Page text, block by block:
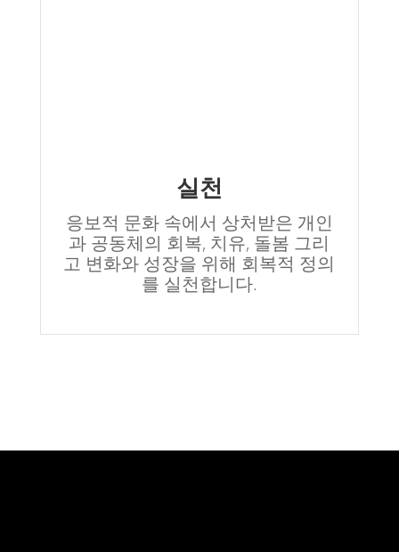
실천
응보적 문화 속에서 상처받은 개인
과 공동체의 회복, 치유, 돌봄 그리
고 변화와 성장을 위해 회복적 정의
를 실천합니다.